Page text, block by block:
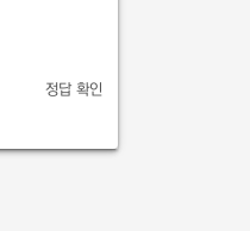
정답 확인